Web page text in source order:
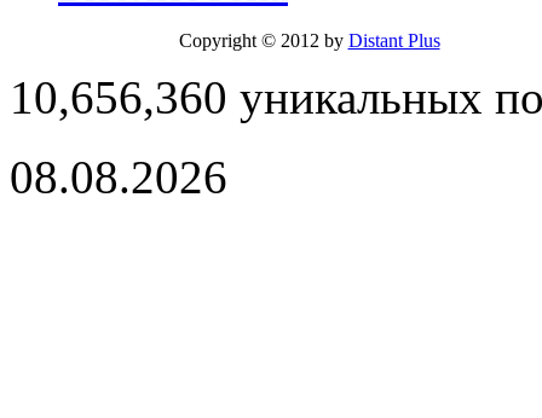
Copyright © 2012 by Distant Plus
10,656,360 уникальных
08.08.2026